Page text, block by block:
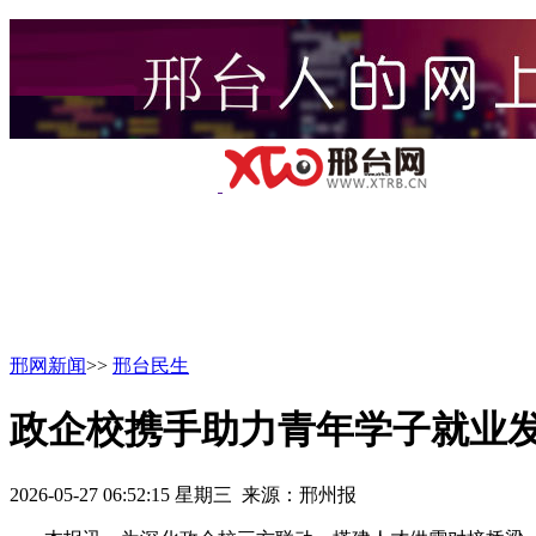
邢网新闻>> 邢台民生
政企校携手助力青年学子就业
2026-05-27 06:52:15 星期三 来源：邢州报